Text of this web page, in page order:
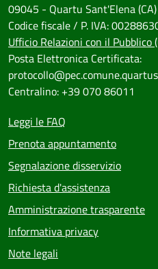
09045 - Quartu Sant'Elena (CA)
Codice fiscale / P. IVA:
Ufficio Relazioni con il Pubblico
Posta Elettronica Certificata:
Centralino: +39 070 86011
Leggi le FAQ
Prenota appuntamento
Segnalazione disservizio
Richiesta d'assistenza
Amministrazione trasparente
Informativa privacy
Note legali